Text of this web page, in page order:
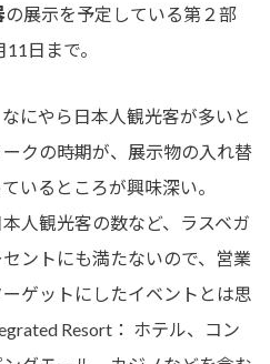
の展示を予定している第２部
日まで。
にやら日本人観光客が多いと
クの時期が、展示物の入れ替
いるところが興味深い。
人観光客の数など、ラスベガ
ントにも満たないので、営業
ゲットにしたイベントとは思
Resort： ホテル、コン